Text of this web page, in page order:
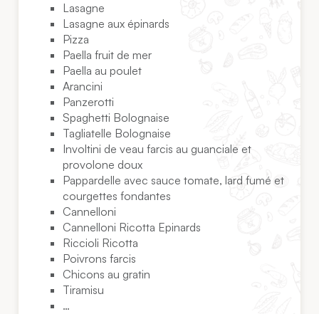
Lasagne
Lasagne aux épinards
Pizza
Paella fruit de mer
Paella au poulet
Arancini
Panzerotti
Spaghetti Bolognaise
Tagliatelle Bolognaise
Involtini de veau farcis au guanciale et
provolone doux
Pappardelle avec sauce tomate, lard fumé et
courgettes fondantes
Cannelloni
Cannelloni Ricotta Epinards
Riccioli Ricotta
Poivrons farcis
Chicons au gratin
Tiramisu
…